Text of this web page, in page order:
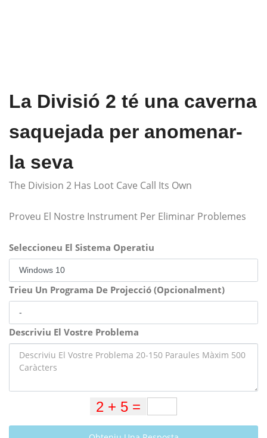
La Divisió 2 té una caverna
saquejada per anomenar-
la seva
The Division 2 Has Loot Cave Call Its Own
Proveu El Nostre Instrument Per Eliminar Problemes
Seleccioneu El Sistema Operatiu
Trieu Un Programa De Projecció (Opcionalment)
Descriviu El Vostre Problema